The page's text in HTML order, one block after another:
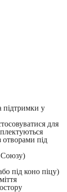
підтримки у
для
отворами під
Союзу)
під коно піцу)